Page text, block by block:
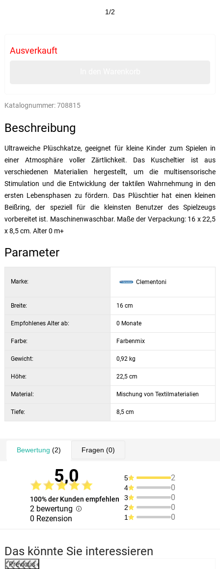
1/2
Ausverkauft
Katalognummer:708815
Beschreibung
Ultraweiche Plüschkatze, geeignet für kleine Kinder zum Spielen in
einer Atmosphäre voller Zärtlichkeit. Das Kuscheltier ist aus
verschiedenen Materialien hergestellt, um die multisensorische
Stimulation und die Entwicklung der taktilen Wahrnehmung in den
ersten Lebensphasen zu fördern. Das Plüschtier hat einen kleinen
Beißring, der speziell für die kleinsten Benutzer des Spielzeugs
vorbereitet ist. Maschinenwaschbar. Maße der Verpackung: 16 x 22,5
x 8,5 cm. Alter 0 m+
Parameter
Marke: Clementoni
Breite: 16 cm
Empfohlenes Alter ab: 0 Monate
Farbe: Farbenmix
Gewicht: 0,92 kg
Höhe: 22,5 cm
Material: Mischung von Textilmaterialien
Tiefe: 8,5 cm
Bewertung (2) Fragen (0)
5,0
100% der Kunden empfehlen
2 bewertung
0 Rezension
5 2
4 0
3 0
2 0
1 0
Das könnte Sie interessieren
Previous